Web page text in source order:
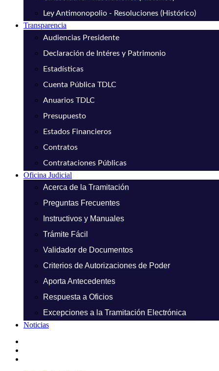
Ley Antimonopolio - Resoluciones (Histórico)
Transparencia
Audiencias Presidente
Declaración de Intéres y Patrimonio
Estadísticas
Cuenta Pública TDLC
Anuarios TDLC
Presupuesto
Estados Financieros
Contratos
Contrataciones Públicas
Oficina Judicial
Acerca de la Tramitación
Preguntas Frecuentes
Instructivos y Manuales
Trámite Fácil
Validador de Documentos
Criterios de Autorizaciones de Poder
Aporta Antecedentes
Respuesta a Oficios
Excepciones a la Tramitación Electrónica
Noticias